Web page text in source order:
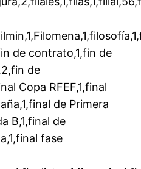
de contrato,1,fin de
de
Copa RFEF,1,final
de Primera
B,1,final de
fase